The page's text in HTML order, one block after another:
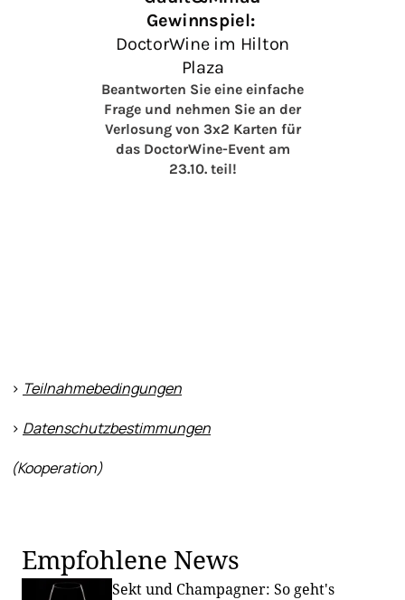
> Teilnahmebedingungen
> Datenschutzbestimmungen
(Kooperation)
Empfohlene News
Sekt und Champagner: So geht's